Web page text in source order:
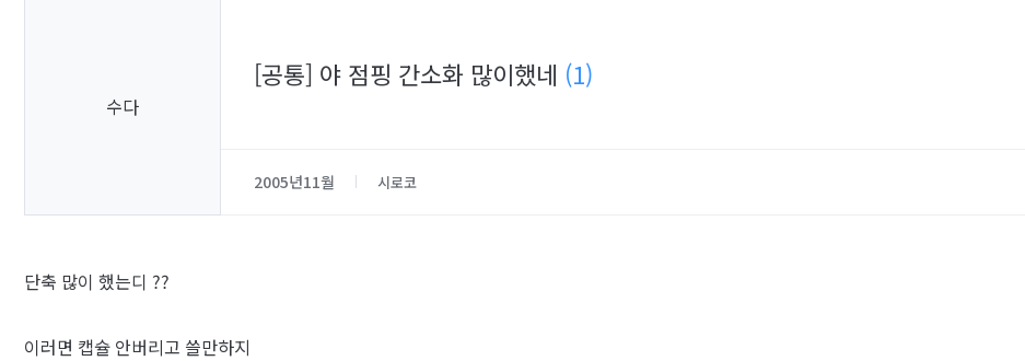
수다
[공통] 야 점핑 간소화 많이했네 (1)
2005년11월 시로코
단축 많이 했는디 ??
이러면 캡슐 안버리고 쓸만하지